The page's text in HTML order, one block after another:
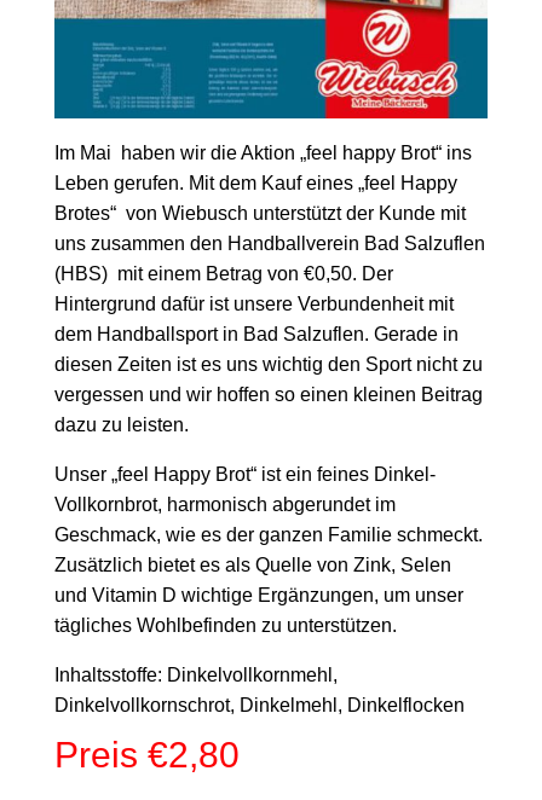
Im Mai haben wir die Aktion „feel happy Brot“ ins
Leben gerufen. Mit dem Kauf eines „feel Happy
Brotes“ von Wiebusch unterstützt der Kunde mit
uns zusammen den Handballverein Bad Salzuflen
(HBS) mit einem Betrag von €0,50. Der
Hintergrund dafür ist unsere Verbundenheit mit
dem Handballsport in Bad Salzuflen. Gerade in
diesen Zeiten ist es uns wichtig den Sport nicht zu
vergessen und wir hoffen so einen kleinen Beitrag
dazu zu leisten.
Unser „feel Happy Brot“ ist ein feines Dinkel-
Vollkornbrot, harmonisch abgerundet im
Geschmack, wie es der ganzen Familie schmeckt.
Zusätzlich bietet es als Quelle von Zink, Selen
und Vitamin D wichtige Ergänzungen, um unser
tägliches Wohlbefinden zu unterstützen.
Inhaltsstoffe: Dinkelvollkornmehl,
Dinkelvollkornschrot, Dinkelmehl, Dinkelflocken
Preis €2,80